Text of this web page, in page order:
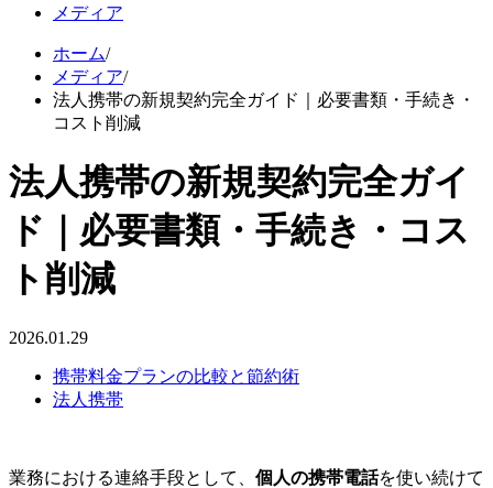
メディア
ホーム/
メディア/
法人携帯の新規契約完全ガイド｜必要書類・手続き・
コスト削減
法人携帯の新規契約完全ガイ
ド｜必要書類・手続き・コス
ト削減
2026.01.29
携帯料金プランの比較と節約術
法人携帯
業務における連絡手段として、 個人の携帯電話を使い続けて